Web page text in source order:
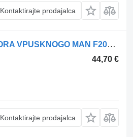
Kontaktirajte prodajalca
Žarilna svečka MAN SVIChKA ROZZhARYuVANNYa KOLEKTORA VPUSKNOGO MAN F2000/F90/G90/M90/NG za vlačilec MAN F2000/F90/G90/M90/NG
44,70 €
Kontaktirajte prodajalca